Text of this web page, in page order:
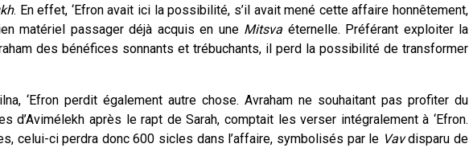
. En effet, ‘Efron avait ici la possibilité, s’il avait mené cette affaire honnêtement,
matériel passager déjà acquis en une Mitsva éternelle. Préférant exploiter la
des bénéfices sonnants et trébuchants, il perd la possibilité de transformer
‘Efron perdit également autre chose. Avraham ne souhaitant pas profiter du
d’Avimélekh après le rapt de Sarah, comptait les verser intégralement à ‘Efron.
celui-ci perdra donc 600 sicles dans l’affaire, symbolisés par le Vavdisparu de